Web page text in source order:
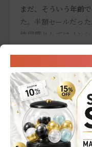
まだ、そういう年齢
た。半額セールだっ
使用感としてはノン
軋む感じがします。
呂上りに頭皮がスッ
ただ、ウッド系（檜
ローラル系の香りだ
ーションが欲しいか
※お
2026.1.29